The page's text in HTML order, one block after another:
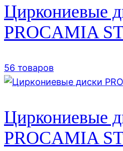
Циркониевые
PROCAMIA
56 товаров
Циркониевые
PROCAMIA